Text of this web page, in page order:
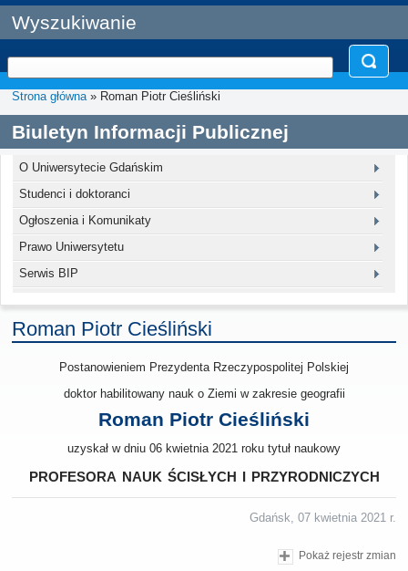
Wyszukiwanie
Strona główna» Roman Piotr Cieśliński
Biuletyn Informacji Publicznej
O Uniwersytecie Gdańskim
Studenci i doktoranci
Ogłoszenia i Komunikaty
Prawo Uniwersytetu
Serwis BIP
Roman Piotr Cieśliński
Postanowieniem Prezydenta Rzeczypospolitej Polskiej
doktor habilitowany nauk o Ziemi w zakresie geografii
Roman Piotr Cieśliński
uzyskał w dniu 06 kwietnia 2021 roku tytuł naukowy
profesora nauk ścisłych i przyrodniczych
Gdańsk, 07 kwietnia 2021 r.
Pokaż rejestr zmian